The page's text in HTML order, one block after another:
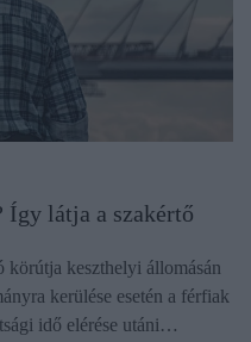
Így látja a szakértő
körútja keszthelyi állomásán
kerülése esetén a férfiak
idő elérése utáni…